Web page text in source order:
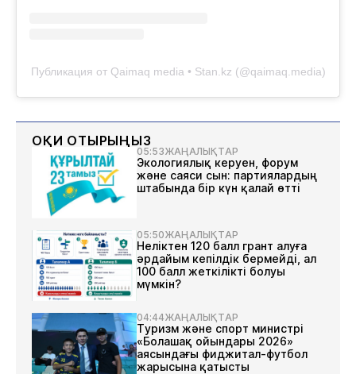
Публикация от Qaimaq media • Stan.kz (@qaimaq.media)
ОҚИ ОТЫРЫҢЫЗ
05:53ЖАҢАЛЫҚТАР
Экологиялық керуен, форум
және саяси сын: партиялардың
штабында бір күн қалай өтті
05:50ЖАҢАЛЫҚТАР
Неліктен 120 балл грант алуға
әрдайым кепілдік бермейді, ал
100 балл жеткілікті болуы
мүмкін?
04:44ЖАҢАЛЫҚТАР
Туризм және спорт министрі
«Болашақ ойындары 2026»
аясындағы фиджитал-футбол
жарысына қатысты